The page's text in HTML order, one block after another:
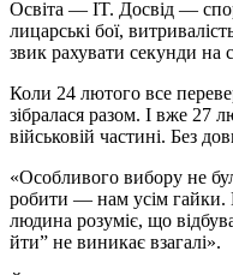
Освіта — IT. Досвід —
лицарські бої,
звик рахувати секунди на
Коли 24 лютого все
зібралася разом. І вже 27
військовій частині. Без
«Особливого вибору не
робити — нам усім гайки.
людина розуміє, що
йти” не виникає взагалі».